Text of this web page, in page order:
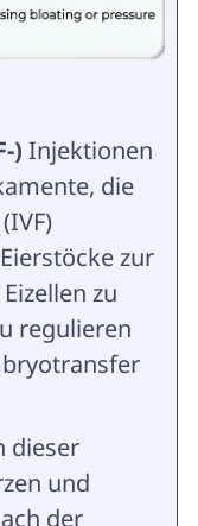
) Injektionen
die
zur
zu
regulieren
dieser
und
der